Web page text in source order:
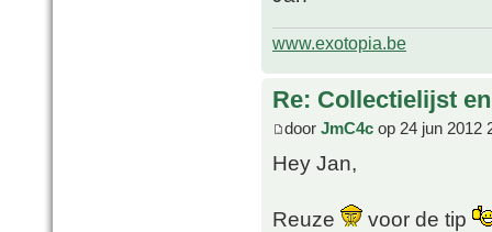
www.exotopia.be
Re: Collectielijst
door JmC4c op 24 jun 2012
Hey Jan,
Reuze
voor de tip